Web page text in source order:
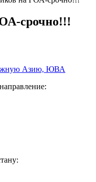
срочно!!!
Азию, ЮВА